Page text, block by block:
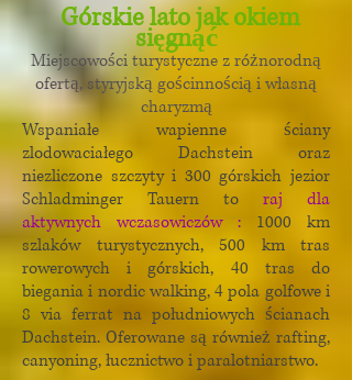
Górskie lato jak okiem
sięgnąć
Miejscowości turystyczne z różnorodną
ofertą, styryjską gościnnością i własną
charyzmą
Wspaniałe wapienne ściany
zlodowaciałego Dachstein oraz
niezliczone szczyty i 300 górskich jezior
Schladminger Tauern to
raj dla
aktywnych wczasowiczów
:
1000 km
szlaków turystycznych, 500 km tras
rowerowych i górskich, 40 tras do
biegania i nordic walking, 4 pola golfowe i
8 via ferrat na południowych ścianach
Dachstein. Oferowane są również rafting,
canyoning, łucznictwo i paralotniarstwo.